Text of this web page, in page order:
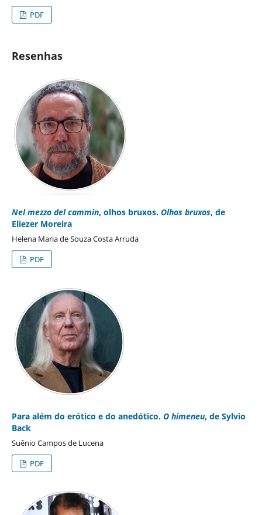
PDF
Resenhas
Nel mezzo del cammin, olhos bruxos. Olhos bruxos, de
Eliezer Moreira
Helena Maria de Souza Costa Arruda
PDF
Para além do erótico e do anedótico. O himeneu, de Sylvio
Back
Suênio Campos de Lucena
PDF